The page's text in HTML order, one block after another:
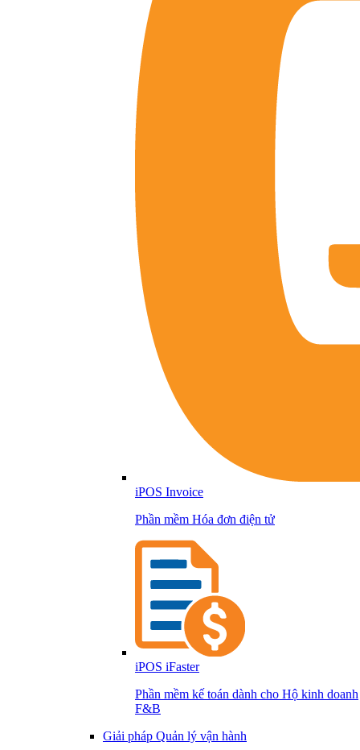
iPOS Invoice
Phần mềm Hóa đơn điện tử
iPOS iFaster
Phần mềm kế toán dành cho Hộ kinh doanh
F&B
Giải pháp Quản lý vận hành